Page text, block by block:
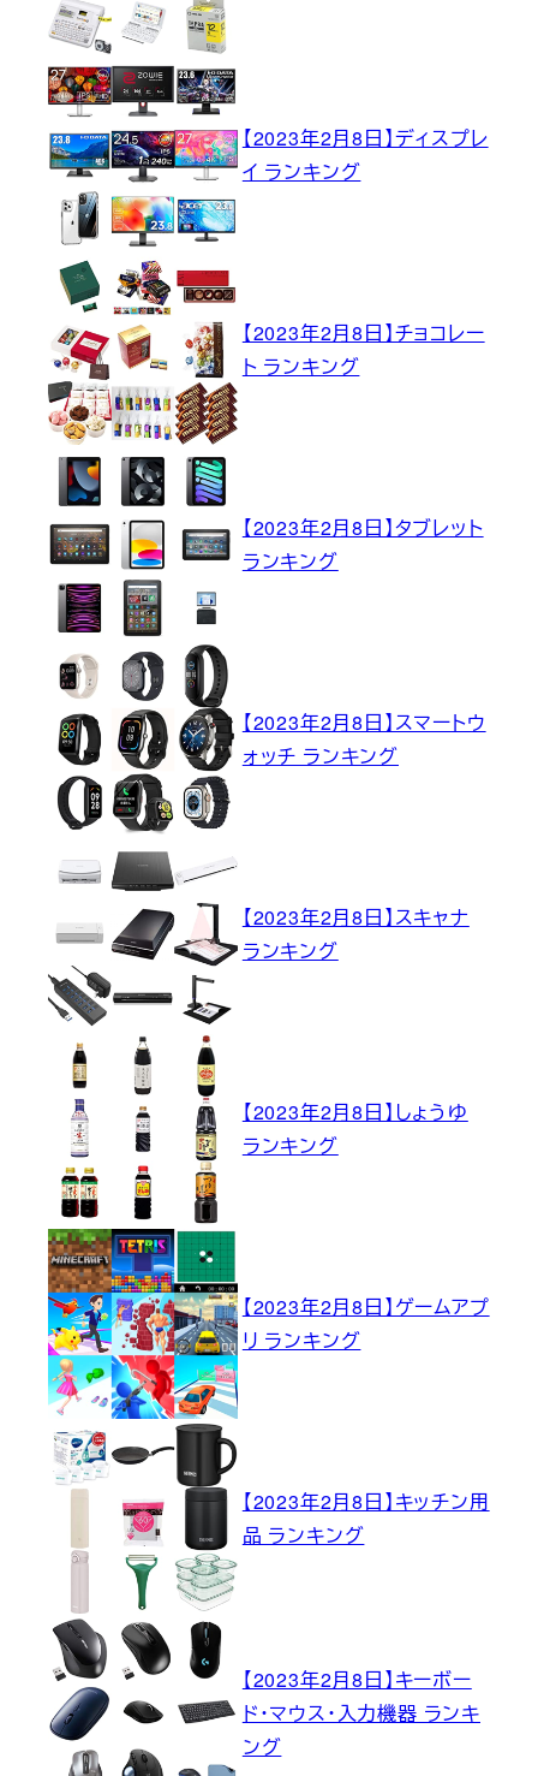
【2023年2月8日】ディスプレ
イ ランキング
【2023年2月8日】チョコレー
ト ランキング
【2023年2月8日】タブレット
ランキング
【2023年2月8日】スマートウ
ォッチ ランキング
【2023年2月8日】スキャナ
ランキング
【2023年2月8日】しょうゆ
ランキング
【2023年2月8日】ゲームアプ
リ ランキング
【2023年2月8日】キッチン用
品 ランキング
【2023年2月8日】キーボー
ド・マウス・入力機器 ランキ
ング